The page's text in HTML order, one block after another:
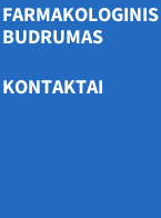
FARMAKOLOGINIS
BUDRUMAS
KONTAKTAI